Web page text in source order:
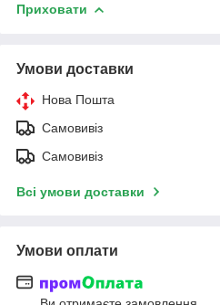
Приховати
Умови доставки
Нова Пошта
Самовивіз
Самовивіз
Всі умови доставки
Умови оплати